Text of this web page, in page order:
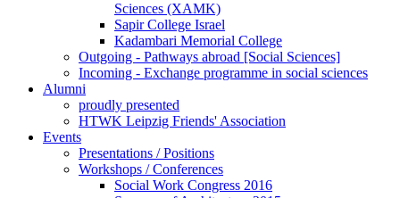
Sciences (XAMK)
Sapir College Israel
Kadambari Memorial College
Outgoing - Pathways abroad [Social Sciences]
Incoming - Exchange programme in social sciences
Alumni
proudly presented
HTWK Leipzig Friends' Association
Events
Presentations / Positions
Workshops / Conferences
Social Work Congress 2016